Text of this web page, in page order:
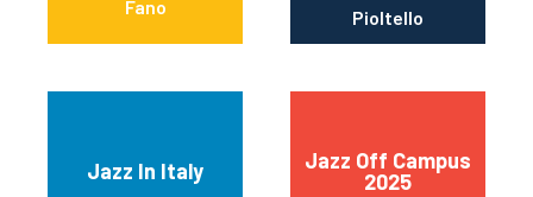
Fano Pioltello
Jazz In Italy
Jazz Off Campus
2025